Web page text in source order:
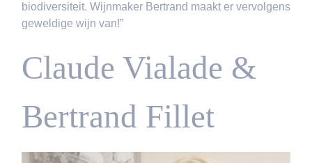
biodiversiteit. Wijnmaker Bertrand maakt er vervolgens
geweldige wijn van!”
Claude Vialade &
Bertrand Fillet